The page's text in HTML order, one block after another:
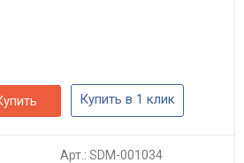
Купить в 1 клик
Арт.: SDM-001034